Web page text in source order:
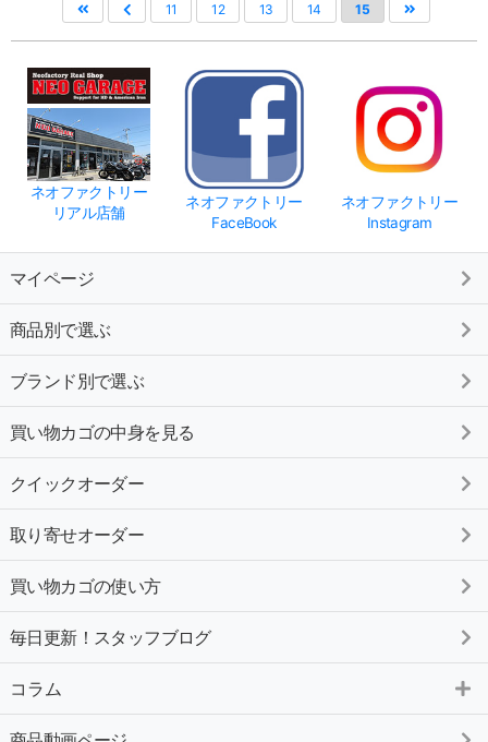
11 12 13 14 15
ネオファクトリー
リアル店舗
ネオファクトリー
FaceBook
ネオファクトリー
Instagram
マイページ
商品別で選ぶ
ブランド別で選ぶ
買い物カゴの中身を見る
クイックオーダー
取り寄せオーダー
買い物カゴの使い方
毎日更新！スタッフブログ
コラム